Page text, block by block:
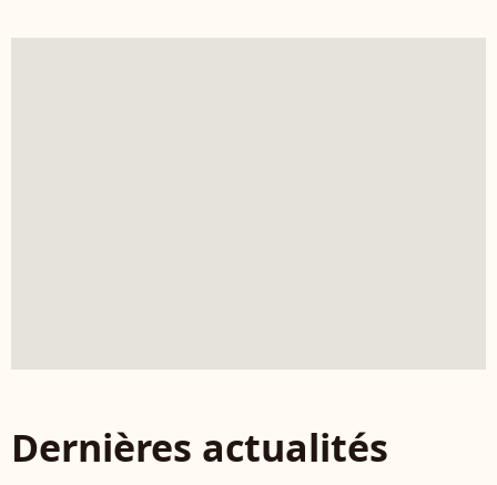
Dernières actualités